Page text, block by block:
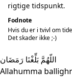
rigtige tidspunkt.
Fodnote
Hvis du er i tvivl om
Det skader ikke ;-)
اللّهُمَّ بَلِّغْنَا رَمَضَان
Allahumma